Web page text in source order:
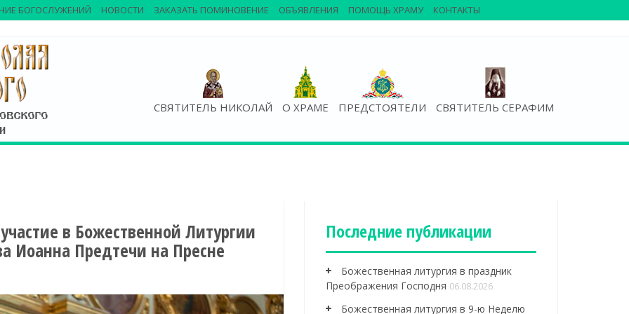
СВЯТИТЕЛЬ НИКОЛАЙ О ХРАМЕ ПРЕДСТОЯТЕЛИ СВЯТИТЕЛЬ СЕРАФИМ
БОГОСЛУЖЕНИЙ НОВОСТИ ЗАКАЗАТЬ ПОМИНОВЕНИЕ ОБЪЯВЛЕНИЯ ПОМОЩЬ ХРАМУ КОНТАКТЫ
в Божественной Литургии
Иоанна Предтечи на Пресне
Последние публикации
Божественная литургия в праздник
Преображения Господня 06.08.2026
Божественная литургия в 9-ю Неделю